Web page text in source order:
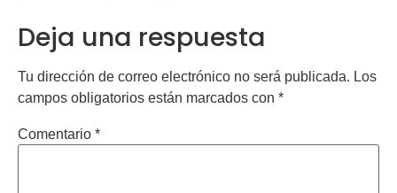
Deja una respuesta
Tu dirección de correo electrónico no será publicada. Los
campos obligatorios están marcados con *
Comentario *